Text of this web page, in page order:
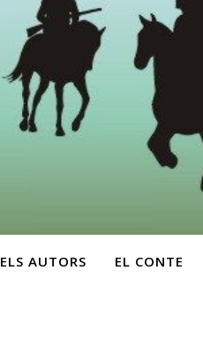
ELS AUTORS EL CONTE